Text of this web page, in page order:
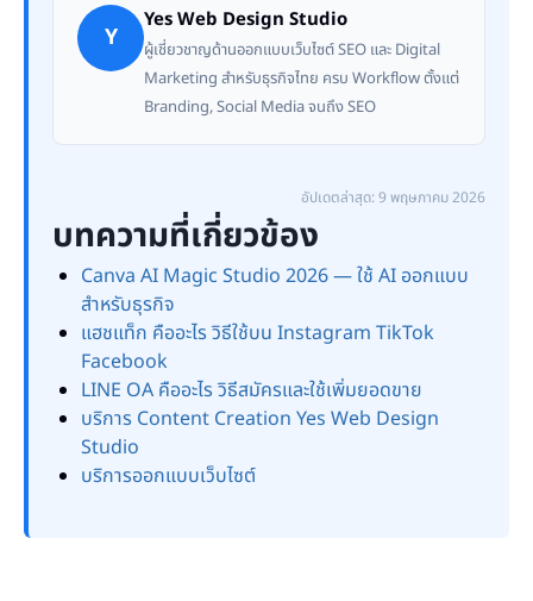
Y
Yes Web Design Studio
ผู้เชี่ยวชาญด้านออกแบบเว็บไซต์ SEO และ Digital
Marketing สำหรับธุรกิจไทย ครบ Workflow ตั้งแต่
Branding, Social Media จนถึง SEO
อัปเดตล่าสุด: 9 พฤษภาคม 2026
บทความที่เกี่ยวข้อง
Canva AI Magic Studio 2026 — ใช้ AI ออกแบบ
สำหรับธุรกิจ
แฮชแท็ก คืออะไร วิธีใช้บน Instagram TikTok
Facebook
LINE OA คืออะไร วิธีสมัครและใช้เพิ่มยอดขาย
บริการ Content Creation Yes Web Design
Studio
บริการออกแบบเว็บไซต์